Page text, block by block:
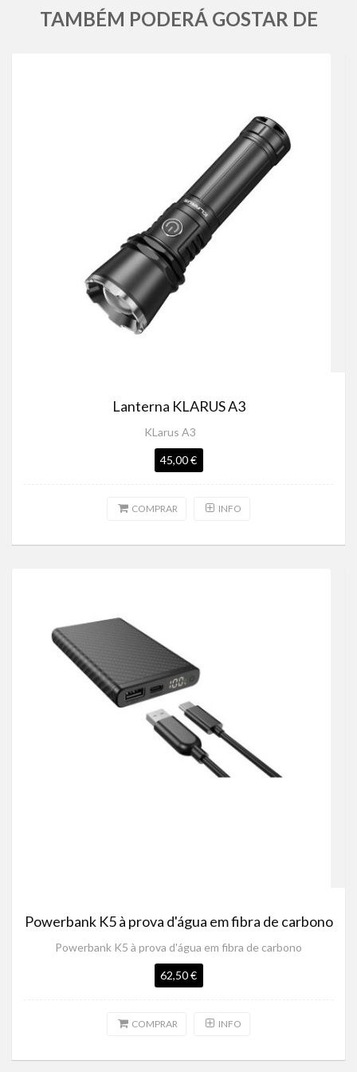
TAMBÉM PODERÁ GOSTAR DE
Lanterna KLARUS A3
KLarus A3
45,00 €
COMPRAR INFO
Powerbank K5 à prova d'água em fibra de carbono
Powerbank K5 à prova d'água em fibra de carbono
62,50 €
COMPRAR INFO